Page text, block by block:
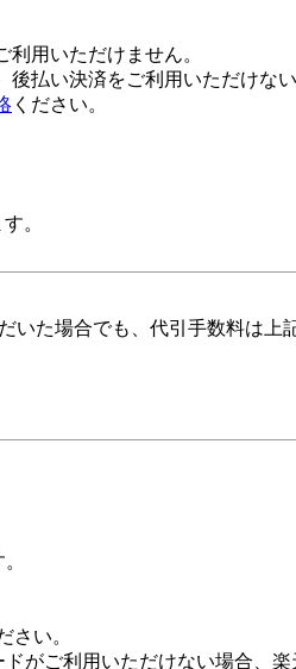
用いただけません。
払い決済をご利用いただけない
ください。
。
た場合でも、代引手数料は上
さい。
がご利用いただけない場合、